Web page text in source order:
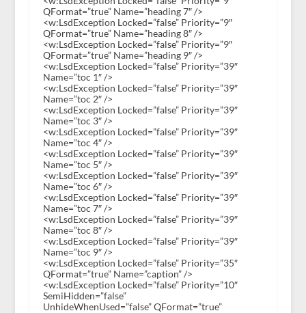
QFormat=”true” Name=”heading 7″ />
<w:LsdException Locked=”false” Priority=”9″
QFormat=”true” Name=”heading 8″ />
<w:LsdException Locked=”false” Priority=”9″
QFormat=”true” Name=”heading 9″ />
<w:LsdException Locked=”false” Priority=”39″
Name=”toc 1″ />
<w:LsdException Locked=”false” Priority=”39″
Name=”toc 2″ />
<w:LsdException Locked=”false” Priority=”39″
Name=”toc 3″ />
<w:LsdException Locked=”false” Priority=”39″
Name=”toc 4″ />
<w:LsdException Locked=”false” Priority=”39″
Name=”toc 5″ />
<w:LsdException Locked=”false” Priority=”39″
Name=”toc 6″ />
<w:LsdException Locked=”false” Priority=”39″
Name=”toc 7″ />
<w:LsdException Locked=”false” Priority=”39″
Name=”toc 8″ />
<w:LsdException Locked=”false” Priority=”39″
Name=”toc 9″ />
<w:LsdException Locked=”false” Priority=”35″
QFormat=”true” Name=”caption” />
<w:LsdException Locked=”false” Priority=”10″
SemiHidden=”false”
UnhideWhenUsed=”false” QFormat=”true”